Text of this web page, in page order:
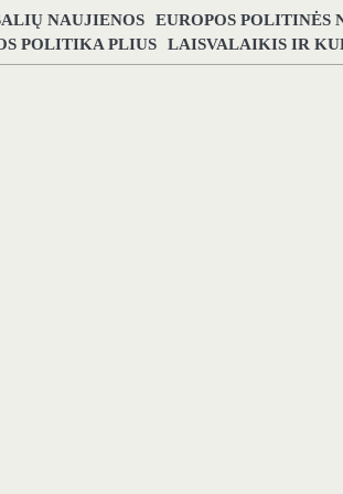
NAUJIENOS EUROPOS POLITINĖS
POLITIKA PLIUS LAISVALAIKIS IR